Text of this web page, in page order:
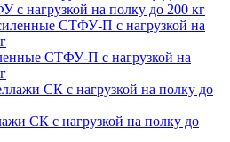
с нагрузкой на полку до 200 кг
СТФУ-П с нагрузкой на
СК с нагрузкой на полку до